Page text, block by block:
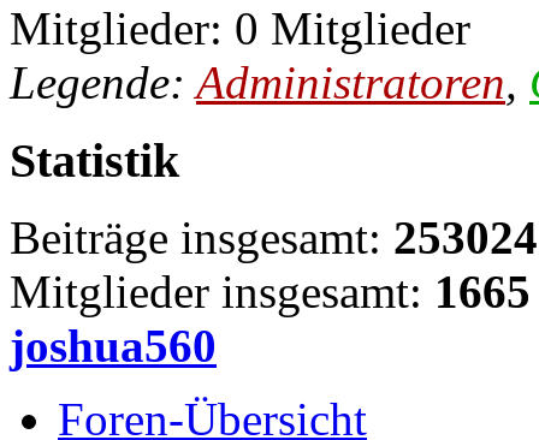
Mitglieder: 0 Mitglieder
Legende:Administratoren,
Statistik
Beiträge insgesamt: 253024
Mitglieder insgesamt: 1665
joshua560
Foren-Übersicht